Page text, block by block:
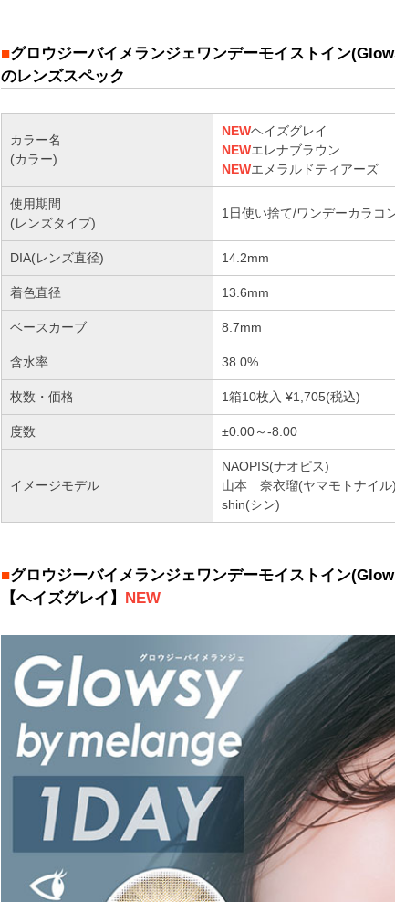
■グロウジーバイメランジェワンデーモイストイン
のレンズスペック
カラー名
(カラー)
NEWヘイズグレイ
NEWエレナブラウン
NEWエメラルドティアーズ
使用期間
(レンズタイプ)
1日使い捨て/ワンデーカラコ
DIA(レンズ直径) 14.2mm
着色直径 13.6mm
ベースカーブ 8.7mm
含水率 38.0%
枚数・価格 1箱10枚入 ¥1,705(税込)
度数 ±0.00～-8.00
イメージモデル
NAOPIS(ナオピス)
山本 奈衣瑠(ヤマモトナイル
shin(シン)
■グロウジーバイメランジェワンデーモイストイン
【ヘイズグレイ】 NEW